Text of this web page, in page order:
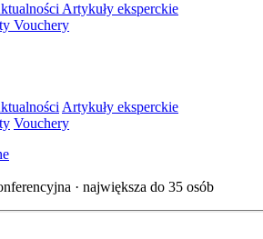
Artykuły eksperckie
Vouchery
Artykuły eksperckie
Vouchery
· największa do 35 osób